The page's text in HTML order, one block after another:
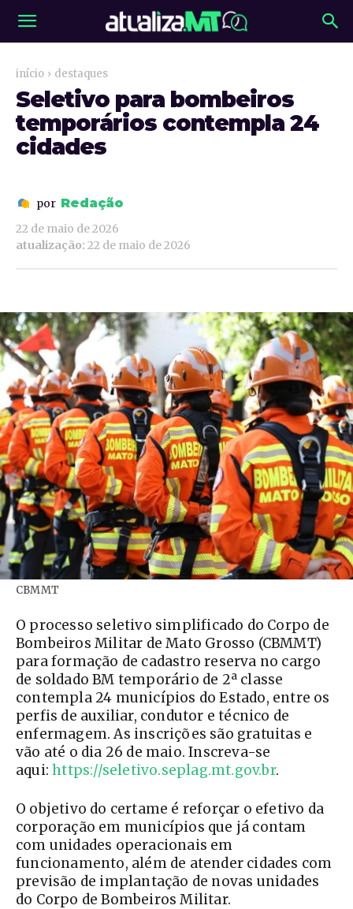
início destaques
Seletivo para bombeiros
temporários contempla 24
cidades
por Redação
22 de maio de 2026
atualização: 22 de maio de 2026
CBMMT
O processo seletivo simplificado do Corpo de
Bombeiros Militar de Mato Grosso (CBMMT)
para formação de cadastro reserva no cargo
de soldado BM temporário de 2ª classe
contempla 24 municípios do Estado, entre os
perfis de auxiliar, condutor e técnico de
enfermagem. As inscrições são gratuitas e
vão até o dia 26 de maio. Inscreva-se
aqui:https://seletivo.seplag.mt.gov.br.
O objetivo do certame é reforçar o efetivo da
corporação em municípios que já contam
com unidades operacionais em
funcionamento, além de atender cidades com
previsão de implantação de novas unidades
do Corpo de Bombeiros Militar.